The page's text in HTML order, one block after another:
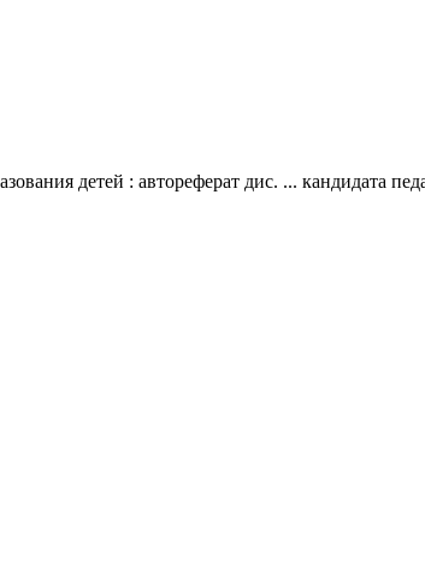
детей : автореферат дис. ... кандидата